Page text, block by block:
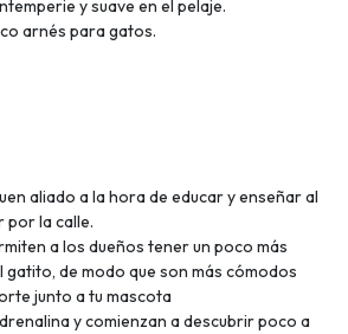
y suave en el pelaje.
arnés para gatos.
aliado a la hora de educar y enseñar al
por la calle.
a los dueños tener un poco más
de modo que son más cómodos
junto a tu mascota
y comienzan a descubrir poco a